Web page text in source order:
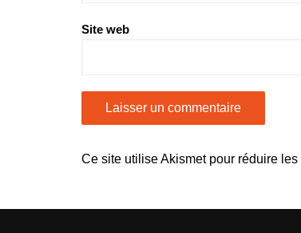
Site web
Ce site utilise Akismet pour réduire